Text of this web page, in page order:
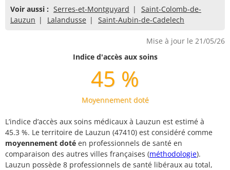
Voir aussi : Serres-et-Montguyard
Saint-Colomb-de-
Lauzun
Lalandusse Saint-Aubin-de-Cadelech
Mise à jour le 21/05/26
Indice d'accès aux soins
45 %
Moyennement doté
L’indice d’accès aux soins médicaux à Lauzun est estimé à
45.3 %. Le territoire de Lauzun (47410) est considéré comme
moyennement doté en professionnels de santé en
comparaison des autres villes françaises (méthodologie).
Lauzun possède 8 professionnels de santé libéraux au total,